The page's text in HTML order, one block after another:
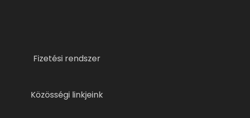
Fizetési rendszer
Közösségi linkjeink